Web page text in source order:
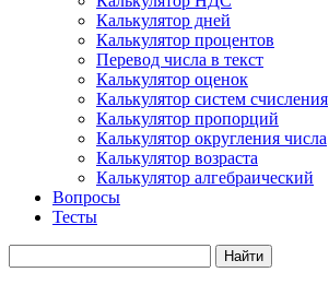
Калькулятор дней
Калькулятор процентов
Перевод числа в текст
Калькулятор оценок
Калькулятор систем счисления
Калькулятор пропорций
Калькулятор округления числа
Калькулятор возраста
Калькулятор алгебраический
Вопросы
Тесты
Найти